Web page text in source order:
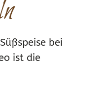
bei
ist die